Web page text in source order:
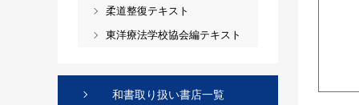
柔道整復テキスト
東洋療法学校協会編テキスト
和書取り扱い書店一覧